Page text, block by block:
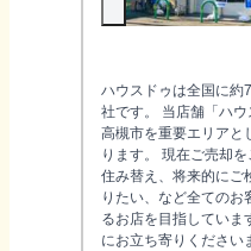
ハウスドゥは全国に約
社です。 当店舗「ハウ
高槻市を重要エリアと
ります。 現在ご売却
住み替え、将来的にご
りたい、など全てのお
るお店を目指していま
にお立ち寄りください